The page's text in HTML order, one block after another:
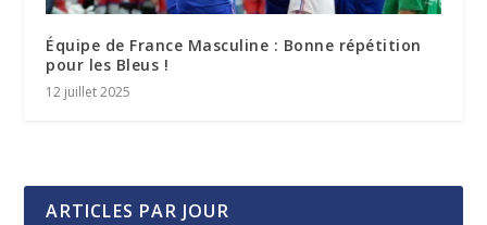
Équipe de France Masculine : Bonne répétition
pour les Bleus !
12 juillet 2025
ARTICLES PAR JOUR